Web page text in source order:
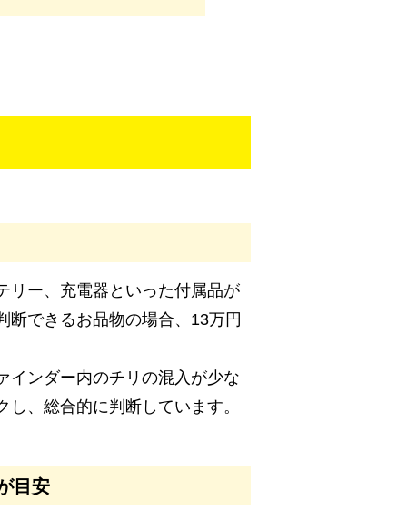
リー、充電器といった付属品が
断できるお品物の場合、13万円
インダー内のチリの混入が少な
、総合的に判断しています。
目安